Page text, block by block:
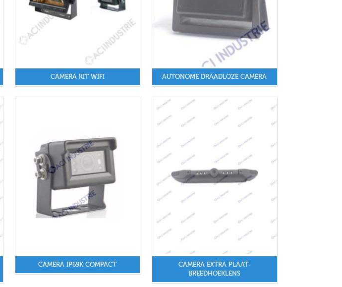
CAMERA KIT WIFI AUTONOME DRAADLOZE CAMERA
CAMERA IP69K COMPACT
CAMERA EXTRA PLAAT-
BREEDHOEKLENS